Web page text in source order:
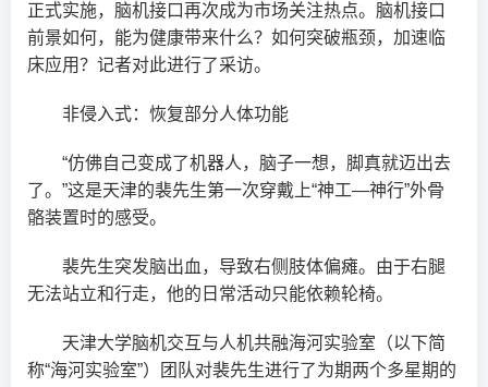
正式实施，脑机接口再次成为市场关注热点。脑机接口
前景如何，能为健康带来什么？如何突破瓶颈，加速临
床应用？记者对此进行了采访。
非侵入式：恢复部分人体功能
“仿佛自己变成了机器人，脑子一想，脚真就迈出去
了。”这是天津的裴先生第一次穿戴上“神工—神行”外骨
骼装置时的感受。
裴先生突发脑出血，导致右侧肢体偏瘫。由于右腿
无法站立和行走，他的日常活动只能依赖轮椅。
天津大学脑机交互与人机共融海河实验室（以下简
称“海河实验室”）团队对裴先生进行了为期两个多星期的